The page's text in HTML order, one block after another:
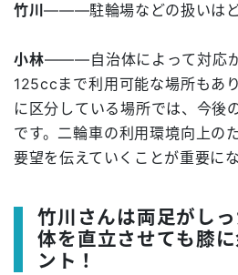
竹川―――駐輪場などの扱いはど
小林―――自治体によって対応
125ccまで利用可能な場所もあ
に区分している場所では、今後
です。二輪車の利用環境向上の
要望を伝えていくことが重要にな
竹川さんは両足がし
体を直立させても膝
ント！